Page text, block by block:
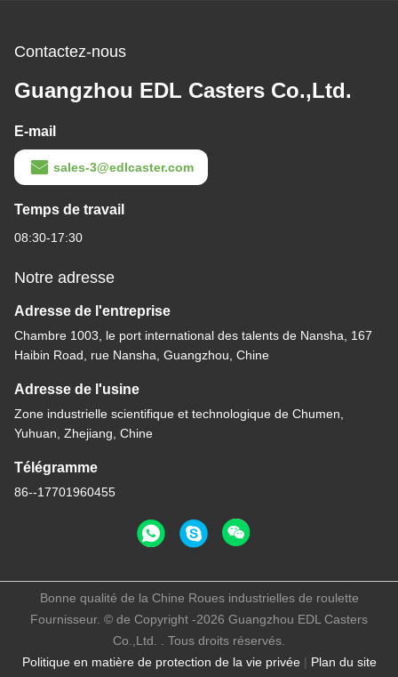
Contactez-nous
Guangzhou EDL Casters Co.,Ltd.
E-mail
sales-3@edlcaster.com
Temps de travail
08:30-17:30
Notre adresse
Adresse de l'entreprise
Chambre 1003, le port international des talents de Nansha, 167
Haibin Road, rue Nansha, Guangzhou, Chine
Adresse de l'usine
Zone industrielle scientifique et technologique de Chumen,
Yuhuan, Zhejiang, Chine
Télégramme
86--17701960455
Politique en matière de protection de la vie privée| Plan du site
Bonne qualité de la Chine Roues industrielles de roulette
Fournisseur. © de Copyright -2026 Guangzhou EDL Casters
Co.,Ltd. . Tous droits réservés.